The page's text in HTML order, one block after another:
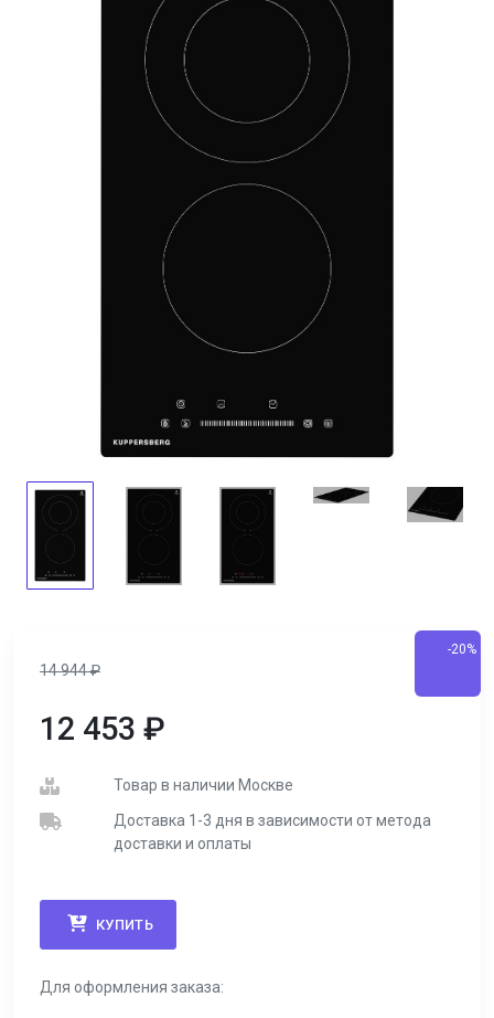
14 944₽
-20%
12 453 ₽
Товар в наличии Москве
Доставка 1-3 дня в зависимости от метода
доставки и оплаты
КУПИТЬ
Для оформления заказа: